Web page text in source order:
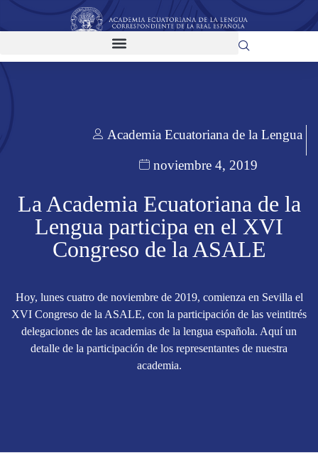
Academia Ecuatoriana de la Lengua
noviembre 4, 2019
La Academia Ecuatoriana de la
Lengua participa en el XVI
Congreso de la ASALE
Hoy, lunes cuatro de noviembre de 2019, comienza en Sevilla el
XVI Congreso de la ASALE, con la participación de las veintitrés
delegaciones de las academias de la lengua española. Aquí un
detalle de la participación de los representantes de nuestra
academia.